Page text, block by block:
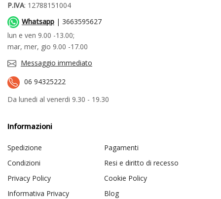
P.IVA: 12788151004
Whatsapp | 3663595627
lun e ven 9.00 -13.00;
mar, mer, gio 9.00 -17.00
Messaggio immediato
06 94325222
Da lunedi al venerdi 9.30 - 19.30
Informazioni
Spedizione
Pagamenti
Condizioni
Resi e diritto di recesso
Privacy Policy
Cookie Policy
Informativa Privacy
Blog